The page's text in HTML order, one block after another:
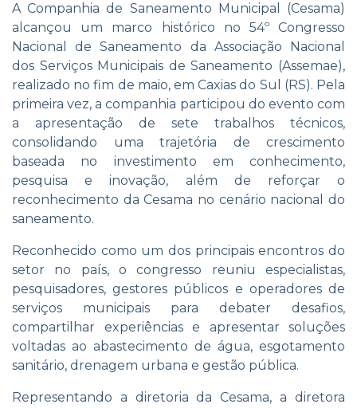
A Companhia de Saneamento Municipal (Cesama)
alcançou um marco histórico no 54º Congresso
Nacional de Saneamento da Associação Nacional
dos Serviços Municipais de Saneamento (Assemae),
realizado no fim de maio, em Caxias do Sul (RS). Pela
primeira vez, a companhia participou do evento com
a apresentação de sete trabalhos técnicos,
consolidando uma trajetória de crescimento
baseada no investimento em conhecimento,
pesquisa e inovação, além de reforçar o
reconhecimento da Cesama no cenário nacional do
saneamento.
Reconhecido como um dos principais encontros do
setor no país, o congresso reuniu especialistas,
pesquisadores, gestores públicos e operadores de
serviços municipais para debater desafios,
compartilhar experiências e apresentar soluções
voltadas ao abastecimento de água, esgotamento
sanitário, drenagem urbana e gestão pública.
Representando a diretoria da Cesama, a diretora